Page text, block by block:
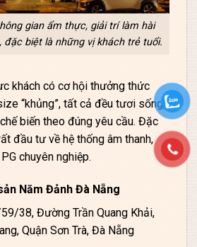
gian ẩm thực, giải trí làm hài
đặc biệt là những vị khách trẻ tuổi.
khách có cơ hội thưởng thức
“khủng”, tất cả đều tươi sống,
biến theo đúng yêu cầu. Đặc
đầu tư về hệ thống âm thanh,
chuyên nghiệp.
Năm Đảnh Đà Nẵng
38, Đường Trần Quang Khải,
Quận Sơn Trà, Đà Nẵng